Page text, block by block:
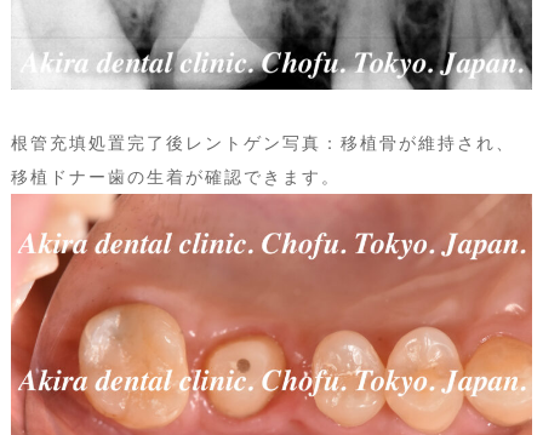
根管充填処置完了後レントゲン写真：移植骨が維持され、
移植ドナー歯の生着が確認できます。